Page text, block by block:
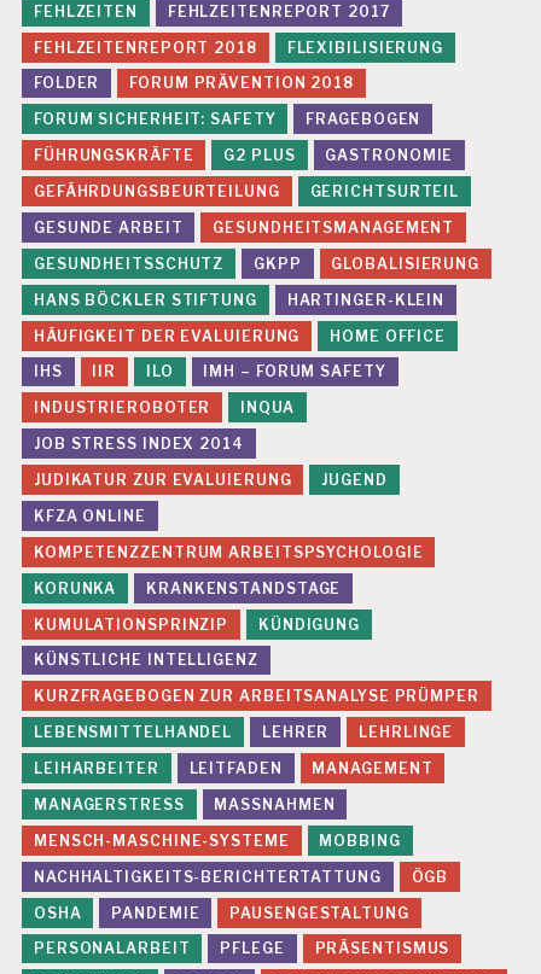
FEHLZEITEN
FEHLZEITENREPORT 2017
FEHLZEITENREPORT 2018
FLEXIBILISIERUNG
FOLDER
FORUM PRÄVENTION 2018
FORUM SICHERHEIT: SAFETY
FRAGEBOGEN
FÜHRUNGSKRÄFTE
G2 PLUS
GASTRONOMIE
GEFÄHRDUNGSBEURTEILUNG
GERICHTSURTEIL
GESUNDE ARBEIT
GESUNDHEITSMANAGEMENT
GESUNDHEITSSCHUTZ
GKPP
GLOBALISIERUNG
HANS BÖCKLER STIFTUNG
HARTINGER-KLEIN
HÄUFIGKEIT DER EVALUIERUNG
HOME OFFICE
IHS
IIR ILO
IMH – FORUM SAFETY
INDUSTRIEROBOTER
INQUA
JOB STRESS INDEX 2014
JUDIKATUR ZUR EVALUIERUNG
JUGEND
KFZA ONLINE
KOMPETENZZENTRUM ARBEITSPSYCHOLOGIE
KORUNKA
KRANKENSTANDSTAGE
KUMULATIONSPRINZIP
KÜNDIGUNG
KÜNSTLICHE INTELLIGENZ
KURZFRAGEBOGEN ZUR ARBEITSANALYSE PRÜMPER
LEBENSMITTELHANDEL
LEHRER
LEHRLINGE
LEIHARBEITER
LEITFADEN
MANAGEMENT
MANAGERSTRESS
MASSNAHMEN
MENSCH-MASCHINE-SYSTEME
MOBBING
NACHHALTIGKEITS-BERICHTERTATTUNG
ÖGB
OSHA
PANDEMIE
PAUSENGESTALTUNG
PERSONALARBEIT
PFLEGE
PRÄSENTISMUS